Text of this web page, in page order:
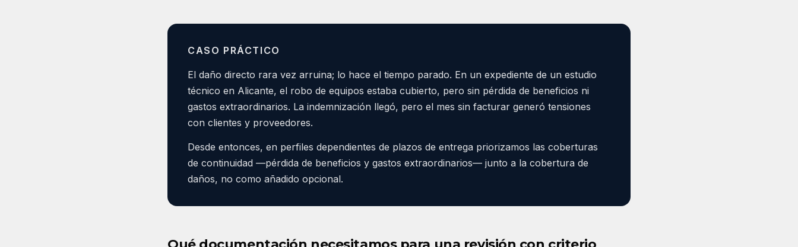
CASO PRÁCTICO
El daño directo rara vez arruina; lo hace el tiempo parado. En un expediente de un estudio
técnico en Alicante, el robo de equipos estaba cubierto, pero sin pérdida de beneficios ni
gastos extraordinarios. La indemnización llegó, pero el mes sin facturar generó tensiones
con clientes y proveedores.
Desde entonces, en perfiles dependientes de plazos de entrega priorizamos las coberturas
de continuidad —pérdida de beneficios y gastos extraordinarios— junto a la cobertura de
daños, no como añadido opcional.